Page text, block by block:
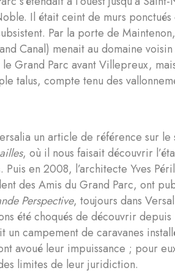
Il était ceint de murs
Par la porte de
Canal) menait au domaine voisin
Grand Parc avant Villepreux,
talus, compte tenu des
un article de référence sur le
, où il nous faisait découvrir
en 2008, l’architecte Yves
des Amis du Grand Parc, ont
Perspective, toujours dans
été choqués de découvrir
un campement de caravanes
avoué leur impuissance ; pour
limites de leur juridiction.